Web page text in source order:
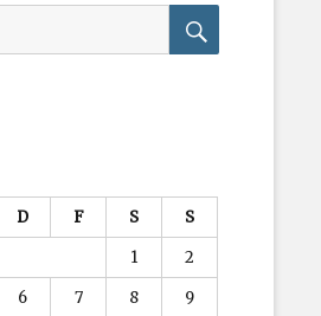
D F S
S
1
2
6 7 8
9